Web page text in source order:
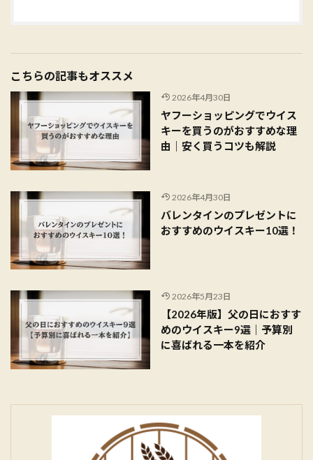
こちらの記事もオススメ
2026年4月30日
ヤフーショッピングでウイス
キーを買うのがおすすめな理
由｜安く買うコツも解説
2026年4月30日
バレンタインのプレゼントに
おすすめのウイスキー10選！
2026年5月23日
【2026年版】父の日におすす
めのウイスキー9選｜予算別
に喜ばれる一本を紹介